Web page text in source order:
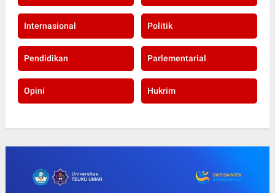
Internasional Politik
Pendidikan Parlementarial
Opini Hukrim